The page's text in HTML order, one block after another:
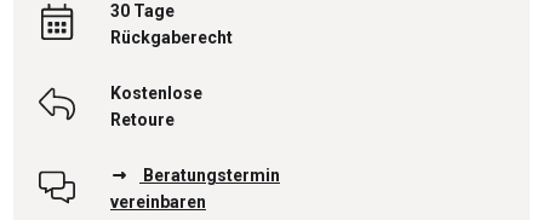
30 Tage
Rückgaberecht
Kostenlose
Retoure
Beratungstermin
vereinbaren